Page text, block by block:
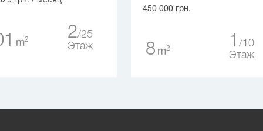
m2 2 25
Этаж
450 000 грн.
8 m2 1
10
Этаж